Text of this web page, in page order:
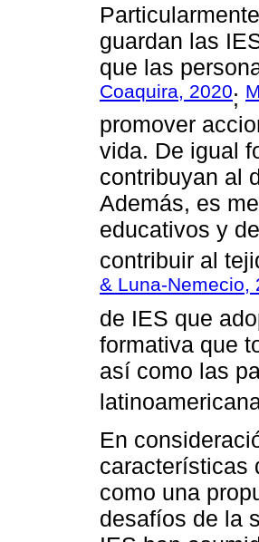
guardan las
que las
Coaquira, 2020;
promover
vida. De igual
contribuyan al
Además, es
educativos y
contribuir al
& Luna-Nemecio,
de IES que
formativa que
así como las
En
características
como una
desafíos de la